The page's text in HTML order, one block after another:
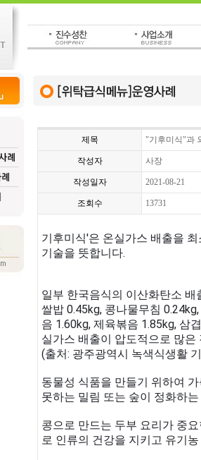
제목 "기후미식"과
작성자 사장
작성일자 2021-08-21
조회수 13731
기후미식'은 온실가스 배출을
기술을 뜻합니다.
일부 한국음식의 이산화탄소 배
쌀밥 0.45kg, 콩나물무침
음 1.60kg, 제육볶음 1.85kg, 삼
실가스 배출이 압도적으로 많은
(출처: 광주광역시 녹색식생활
동물성 식품을 만들기 위하여
못하는 밀림 또는 숲이 정화하
콩으로 만드는 두부 요리가 중
로 인류의 건강을 지키고 유기